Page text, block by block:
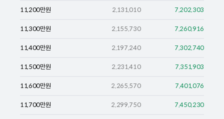
11,200만원 2,131,010 7,202,303
11,300만원 2,155,730 7,260,916
11,400만원 2,197,240 7,302,740
11,500만원 2,231,410 7,351,903
11,600만원 2,265,570 7,401,076
11,700만원 2,299,750 7,450,230